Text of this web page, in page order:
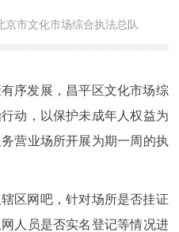
京市文化市场综合执法总队
序发展，昌平区文化市场综
动，以保护未成年人权益为
营业场所开展为期一周的执
区网吧，针对场所是否挂证
人员是否实名登记等情况进